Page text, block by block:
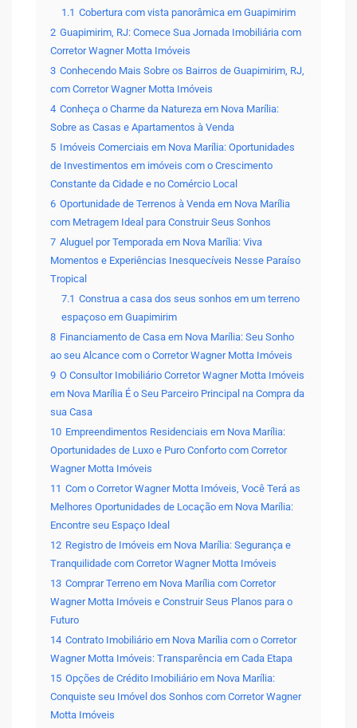
1.1 Cobertura com vista panorâmica em Guapimirim
2 Guapimirim, RJ: Comece Sua Jornada Imobiliária com
Corretor Wagner Motta Imóveis
3 Conhecendo Mais Sobre os Bairros de Guapimirim, RJ,
com Corretor Wagner Motta Imóveis
4 Conheça o Charme da Natureza em Nova Marília:
Sobre as Casas e Apartamentos à Venda
5 Imóveis Comerciais em Nova Marília: Oportunidades
de Investimentos em imóveis com o Crescimento
Constante da Cidade e no Comércio Local
6 Oportunidade de Terrenos à Venda em Nova Marília
com Metragem Ideal para Construir Seus Sonhos
7 Aluguel por Temporada em Nova Marília: Viva
Momentos e Experiências Inesquecíveis Nesse Paraíso
Tropical
7.1 Construa a casa dos seus sonhos em um terreno
espaçoso em Guapimirim
8 Financiamento de Casa em Nova Marília: Seu Sonho
ao seu Alcance com o Corretor Wagner Motta Imóveis
9 O Consultor Imobiliário Corretor Wagner Motta Imóveis
em Nova Marília É o Seu Parceiro Principal na Compra da
sua Casa
10 Empreendimentos Residenciais em Nova Marília:
Oportunidades de Luxo e Puro Conforto com Corretor
Wagner Motta Imóveis
11 Com o Corretor Wagner Motta Imóveis, Você Terá as
Melhores Oportunidades de Locação em Nova Marília:
Encontre seu Espaço Ideal
12 Registro de Imóveis em Nova Marília: Segurança e
Tranquilidade com Corretor Wagner Motta Imóveis
13 Comprar Terreno em Nova Marília com Corretor
Wagner Motta Imóveis e Construir Seus Planos para o
Futuro
14 Contrato Imobiliário em Nova Marília com o Corretor
Wagner Motta Imóveis: Transparência em Cada Etapa
15 Opções de Crédito Imobiliário em Nova Marília:
Conquiste seu Imóvel dos Sonhos com Corretor Wagner
Motta Imóveis